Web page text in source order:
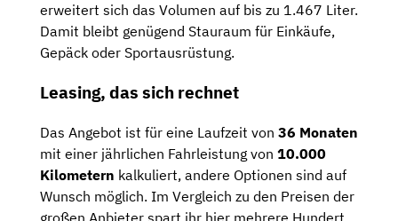
erweitert sich das Volumen auf bis zu 1.467 Liter.
Damit bleibt genügend Stauraum für Einkäufe,
Gepäck oder Sportausrüstung.
Leasing, das sich rechnet
Das Angebot ist für eine Laufzeit von 36 Monaten
mit einer jährlichen Fahrleistung von 10.000
Kilometern kalkuliert, andere Optionen sind auf
Wunsch möglich. Im Vergleich zu den Preisen der
großen Anbieter spart ihr hier mehrere Hundert